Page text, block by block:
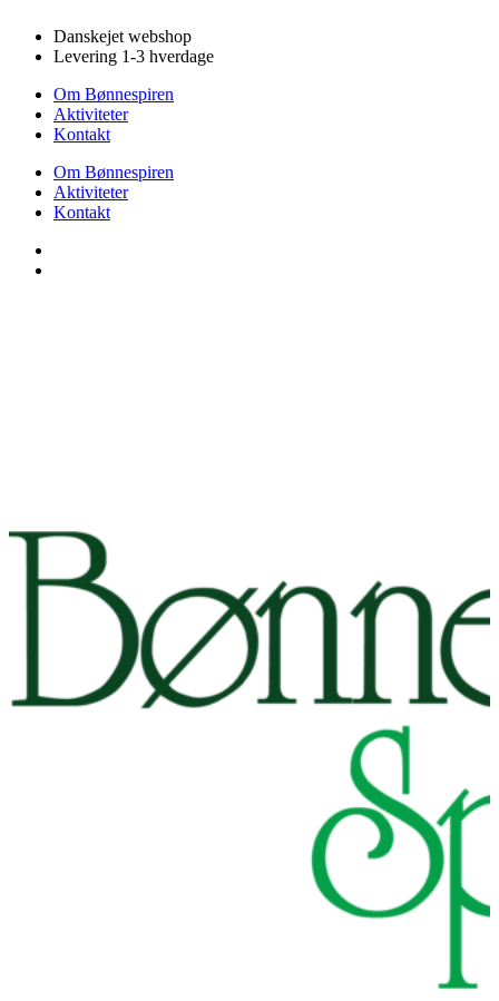
indhold
Danskejet webshop
Levering 1-3 hverdage
Om Bønnespiren
Aktiviteter
Kontakt
Om Bønnespiren
Aktiviteter
Kontakt